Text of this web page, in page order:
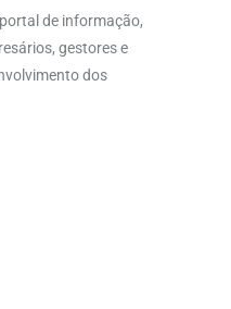
de informação,
gestores e
dos